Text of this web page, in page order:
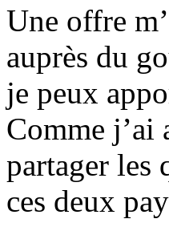
Une offre
auprès du
je peux
Comme j’ai
partager les
ces deux